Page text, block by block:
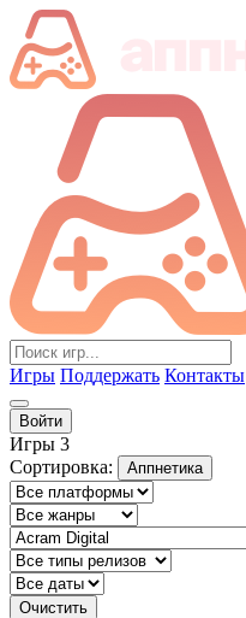
Игры Поддержать Контакты
Войти
Игры 3
Сортировка:
Аппнетика
Очистить